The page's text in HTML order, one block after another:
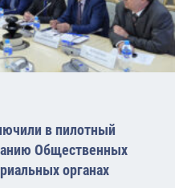
в пилотный
Общественных
органах